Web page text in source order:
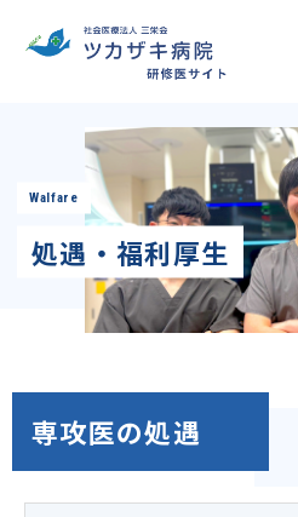
Walfare
処遇・福利厚生
専攻医の処遇